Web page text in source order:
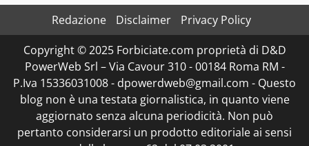
Redazione Disclaimer
Privacy Policy
Copyright © 2025 Forbiciate.com proprietà di D&D
PowerWeb Srl – Via Cavour 310 - 00184 Roma RM -
P.Iva 15336031008 - dpowerdweb@gmail.com - Questo
blog non è una testata giornalistica, in quanto viene
aggiornato senza alcuna periodicità. Non può
pertanto considerarsi un prodotto editoriale ai sensi